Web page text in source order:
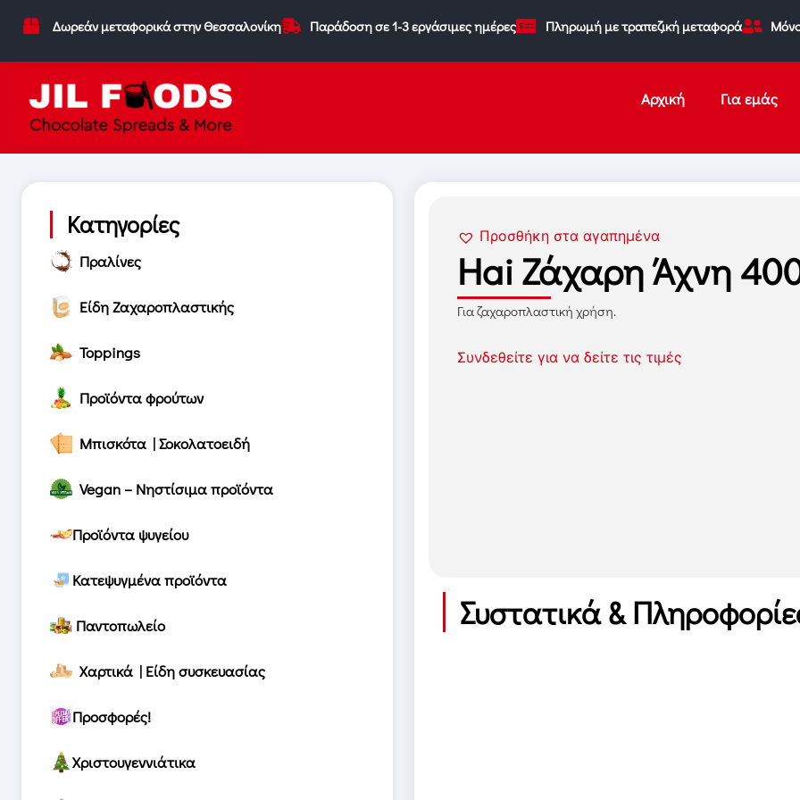
Δωρεάν μεταφορικά στην Θεσσαλονίκη Παράδοση σε 1-3 εργάσιμες ημέρες Πληρωμή με τραπεζική μεταφορά
Αρχική Για εμάς
Κατηγορίες
Πραλίνες
Είδη Ζαχαροπλαστικής
Toppings
Προϊόντα φρούτων
Μπισκότα | Σοκολατοειδή
Vegan – Νηστίσιμα προϊόντα
Προϊόντα ψυγείου
Κατεψυγμένα προϊόντα
Παντοπωλείο
Χαρτικά | Είδη συσκευασίας
Προσφορές!
Χριστουγεννιάτικα
Προσθήκη στα αγαπημένα
Hai Ζάχαρη Άχνη
Για ζαχαροπλαστική χρήση.
Συνδεθείτε για να δείτε τις τιμές
Συστατικά &